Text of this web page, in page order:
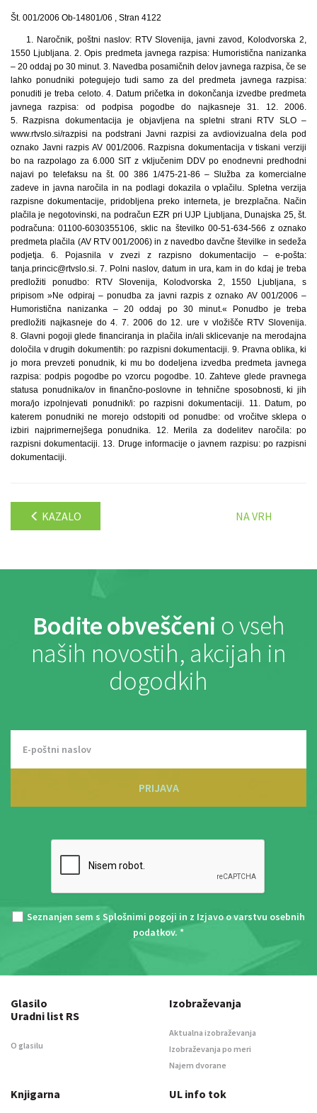
Št. 001/2006 Ob-14801/06 , Stran 4122
1. Naročnik, poštni naslov: RTV Slovenija, javni zavod, Kolodvorska 2,
1550 Ljubljana. 2. Opis predmeta javnega razpisa: Humoristična nanizanka
– 20 oddaj po 30 minut. 3. Navedba posamičnih delov javnega razpisa, če se
lahko ponudniki potegujejo tudi samo za del predmeta javnega razpisa:
ponuditi je treba celoto. 4. Datum pričetka in dokončanja izvedbe predmeta
javnega razpisa: od podpisa pogodbe do najkasneje 31. 12. 2006.
5. Razpisna dokumentacija je objavljena na spletni strani RTV SLO –
www.rtvslo.si/razpisi na podstrani Javni razpisi za avdiovizualna dela pod
oznako Javni razpis AV 001/2006. Razpisna dokumentacija v tiskani verziji
bo na razpolago za 6.000 SIT z vključenim DDV po enodnevni predhodni
najavi po telefaksu na št. 00 386 1/475-21-86 – Služba za komercialne
zadeve in javna naročila in na podlagi dokazila o vplačilu. Spletna verzija
razpisne dokumentacije, pridobljena preko interneta, je brezplačna. Način
plačila je negotovinski, na podračun EZR pri UJP Ljubljana, Dunajska 25, št.
podračuna: 01100-6030355106, sklic na številko 00-51-634-566 z oznako
predmeta plačila (AV RTV 001/2006) in z navedbo davčne številke in sedeža
podjetja. 6. Pojasnila v zvezi z razpisno dokumentacijo – e-pošta:
tanja.princic@rtvslo.si. 7. Polni naslov, datum in ura, kam in do kdaj je treba
predložiti ponudbo: RTV Slovenija, Kolodvorska 2, 1550 Ljubljana, s
pripisom »Ne odpiraj – ponudba za javni razpis z oznako AV 001/2006 –
Humoristična nanizanka – 20 oddaj po 30 minut.« Ponudbo je treba
predložiti najkasneje do 4. 7. 2006 do 12. ure v vložišče RTV Slovenija.
8. Glavni pogoji glede financiranja in plačila in/ali sklicevanje na merodajna
določila v drugih dokumentih: po razpisni dokumentaciji. 9. Pravna oblika, ki
jo mora prevzeti ponudnik, ki mu bo dodeljena izvedba predmeta javnega
razpisa: podpis pogodbe po vzorcu pogodbe. 10. Zahteve glede pravnega
statusa ponudnika/ov in finančno-poslovne in tehnične sposobnosti, ki jih
mora/jo izpolnjevati ponudnik/i: po razpisni dokumentaciji. 11. Datum, po
katerem ponudniki ne morejo odstopiti od ponudbe: od vročitve sklepa o
izbiri najprimernejšega ponudnika. 12. Merila za dodelitev naročila: po
razpisni dokumentaciji. 13. Druge informacije o javnem razpisu: po razpisni
dokumentaciji.
KAZALO NA VRH
Bodite obveščeni o vseh
naših novostih, akcijah in
dogodkih
PRIJAVA
Seznanjen sem s Splošnimi pogoji in z Izjavo o varstvu osebnih
podatkov. *
Glasilo
Uradni list RS
O glasilu
Izobraževanja
Aktualna izobraževanja
Izobraževanja po meri
Najem dvorane
Knjigarna UL info tok